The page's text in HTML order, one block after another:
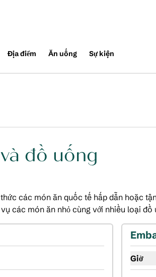
Địa điểm Ăn uống Sự kiện
đồ uống
các món ăn quốc tế hấp dẫn hoặc
các món ăn nhỏ cùng với nhiều loại đồ
Grill Giờ
Hiển